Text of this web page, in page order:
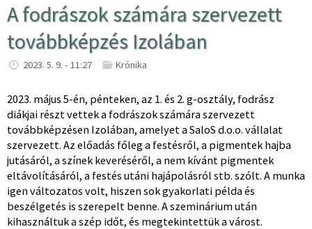
A fodrászok számára szervezett
továbbképzés Izolában
2023. 5. 9. - 11:27 Krónika
2023. május 5-én, pénteken, az 1. és 2. g-osztály, fodrász
diákjai részt vettek a fodrászok számára szervezett
továbbképzésen Izolában, amelyet a SaloS d.o.o. vállalat
szervezett. Az előadás főleg a festésről, a pigmentek hajba
jutásáról, a színek keveréséről, a nem kívánt pigmentek
eltávolításáról, a festés utáni hajápolásról stb. szólt. A munka
igen változatos volt, hiszen sok gyakorlati példa és
beszélgetés is szerepelt benne. A szeminárium után
kihasználtuk a szép időt, és megtekintettük a várost.